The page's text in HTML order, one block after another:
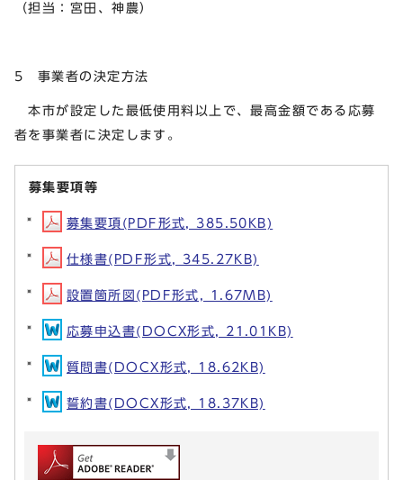
（担当：宮田、神農）
5 事業者の決定方法
本市が設定した最低使用料以上で、最高金額である応募
者を事業者に決定します。
募集要項等
募集要項(PDF形式, 385.50KB)
仕様書(PDF形式, 345.27KB)
設置箇所図(PDF形式, 1.67MB)
応募申込書(DOCX形式, 21.01KB)
質問書(DOCX形式, 18.62KB)
誓約書(DOCX形式, 18.37KB)